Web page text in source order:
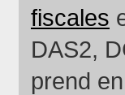
fiscales
DAS2,
prend